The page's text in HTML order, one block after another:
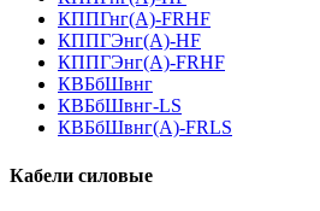
КППГнг(А)-FRHF
КППГЭнг(А)-HF
КППГЭнг(А)-FRHF
КВБбШвнг
КВБбШвнг-LS
КВБбШвнг(А)-FRLS
Кабели силовые